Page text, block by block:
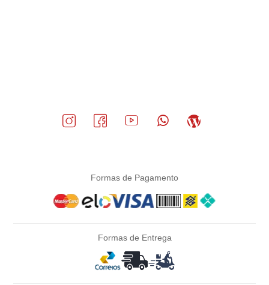
Formas de Pagamento
Formas de Entrega